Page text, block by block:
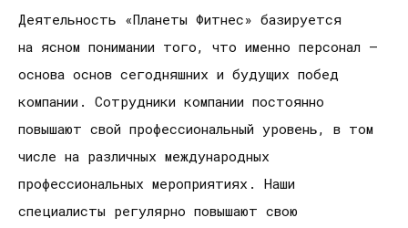
Деятельность «Планеты Фитнес» базируется
на ясном понимании того, что именно персонал —
основа основ сегодняшних и будущих побед
компании. Сотрудники компании постоянно
повышают свой профессиональный уровень, в том
числе на различных международных
профессиональных мероприятиях. Наши
специалисты регулярно повышают свою